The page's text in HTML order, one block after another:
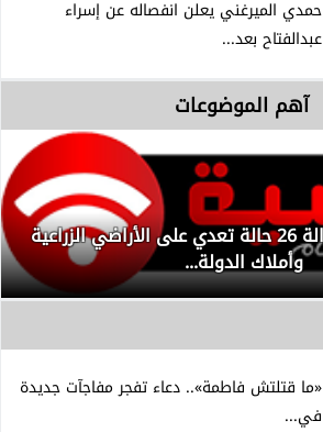
حمدي الميرغني يعلن انفصاله عن إسراء
عبدالفتاح بعد...
آهم الموضوعات
محافظ أسيوط : إزالة 26 حالة تعدي على الأراضي الزراعية
وأملاك الدولة...
«ما قتلتش فاطمة».. دعاء تفجر مفاجآت جديدة
في...